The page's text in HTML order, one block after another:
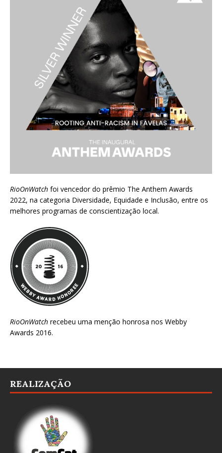
RioOnWatch foi vencedor do prêmio The Anthem Awards
2022, na categoria Diversidade, Equidade e Inclusão, entre os
melhores programas de conscientização local.
RioOnWatch recebeu uma menção honrosa nos Webby
Awards 2016.
REALIZAÇÃO